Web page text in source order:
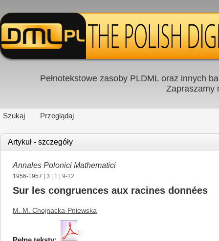
Pełnotekstowe zasoby PLDML oraz innych
Zapraszamy
Szukaj Przeglądaj
Artykuł - szczegóły
Annales Polonici Mathematici
1956-1957 3 1 | 9-12
Sur les congruences aux racines données
M. M. Chojnacka-Pniewska